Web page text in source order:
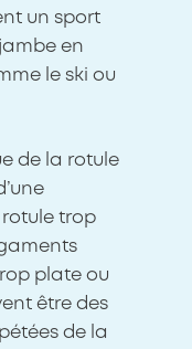
un sport
en
le ski ou
de la rotule
trop
plate ou
être des
de la